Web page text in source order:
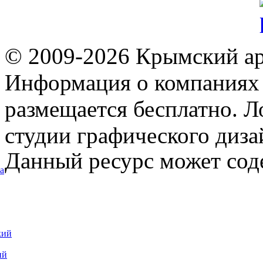
© 2009-2026 Крымский
Информация о компаниях
размещается бесплатно.
студии графического
Данный ресурс может